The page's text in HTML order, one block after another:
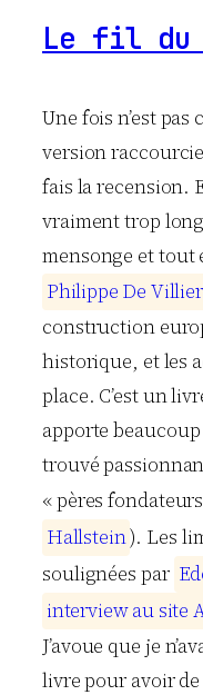
Le fil du
Une fois n’est
version
fais la recension.
vraiment trop
mensonge et tout
Philippe De Villier
construction
historique, et les
place. C’est un
apporte beaucoup
trouvé
« pères
Hallstein). Les
soulignées par Ed
interviewau site
J’avoue que je
livre pour avoir